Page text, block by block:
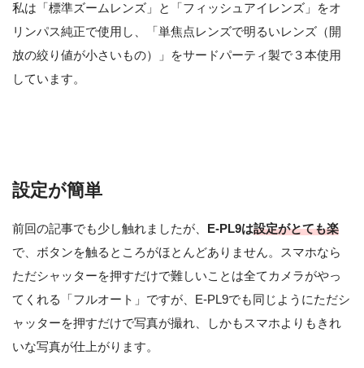
私は「標準ズームレンズ」と「フィッシュアイレンズ」をオ
リンパス純正で使用し、「単焦点レンズで明るいレンズ（開
放の絞り値が小さいもの）」をサードパーティ製で３本使用
しています。
設定が簡単
前回の記事でも少し触れましたが、 E-PL9は設定がとても楽
で、ボタンを触るところがほとんどありません。スマホなら
ただシャッターを押すだけで難しいことは全てカメラがやっ
てくれる「フルオート」ですが、E-PL9でも同じようにただシ
ャッターを押すだけで写真が撮れ、しかもスマホよりもきれ
いな写真が仕上がります。